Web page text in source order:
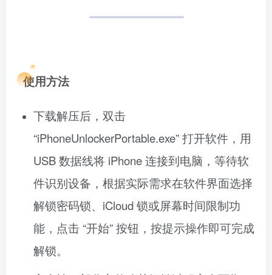
使用方法
下载解压后，双击
“iPhoneUnlockerPortable.exe” 打开软件，用
USB 数据线将 iPhone 连接到电脑，等待软
件识别设备，根据实际需求在软件界面选择
解锁密码锁、iCloud 锁或屏幕时间限制功
能，点击 “开始” 按钮，按提示操作即可完成
解锁。